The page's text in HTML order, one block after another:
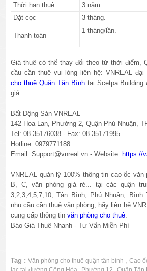
Thời hạn thuê
3 năm.
Đặt cọc
3 tháng.
Thanh toán
1 tháng/lần.
Giá thuê có thể thay đổi theo từ thời điểm,
cầu cần thuê vui lòng liên hệ: VNREAL đại
cho thuê Quận Tân Bìnhtại Scetpa Building
giá.
Bất Động Sản VNREAL
142 Hoa Lan, Phường 2, Quận Phú Nhuận,
Tel: 08 35176038 - Fax: 08 35171995
Hotline: 0979771188
Email: Support@vnreal.vn - Website:https://
VNREAL quản lý 100% thông tin cao ốc văn
B, C, văn phòng giá rẻ... tại các quận
3,2,3,4,5,7,10, Tân Bình, Phú Nhuận, Bình
nhu cầu cần thuê văn phòng, hãy liên hệ
cung cấp thông tinvăn phòng cho thuê
Báo Giá Thuê Nhanh - Tư Vấn Miễn Phí
Tag : Văn phòng cho thuê quận tân bình ,Cao